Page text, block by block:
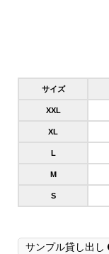
サイズ
XXL
XL
L
M
S
サンプル貸し出し